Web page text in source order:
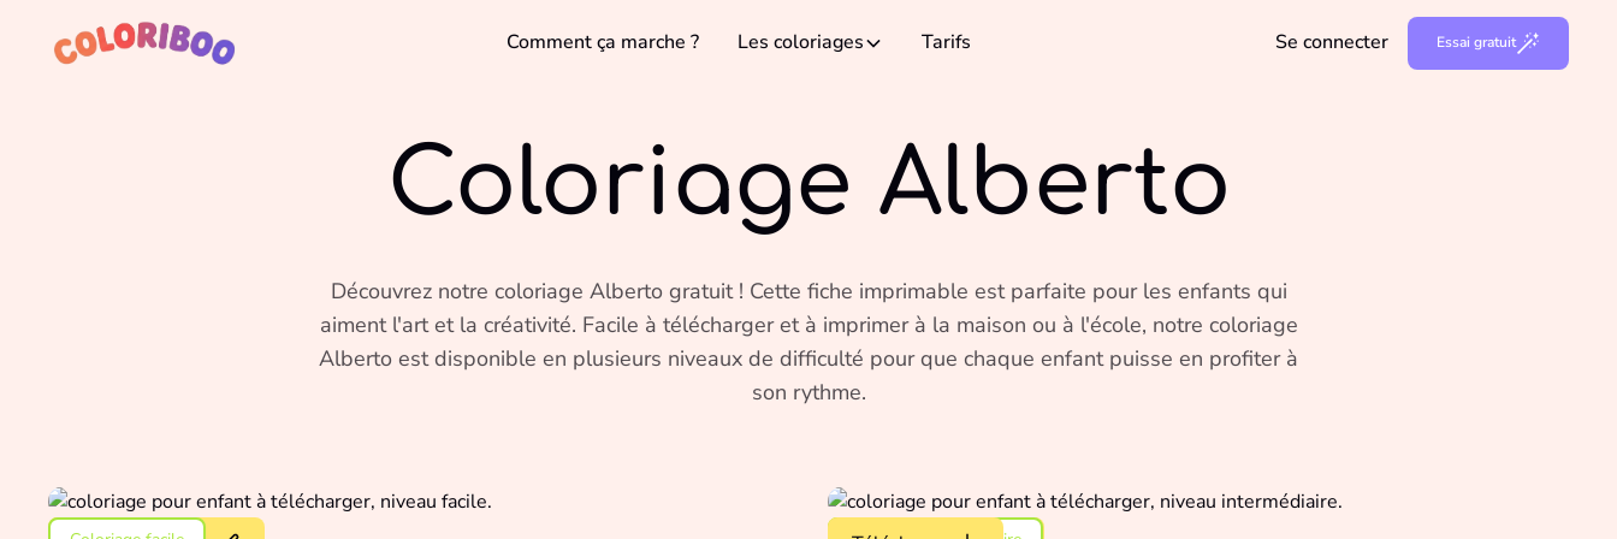
Comment ça marche ? Les coloriages Tarifs Se connecter Essai gratuit
Coloriage Alberto
Découvrez notre coloriage Alberto gratuit ! Cette fiche imprimable est parfaite pour les enfants qui
aiment l'art et la créativité. Facile à télécharger et à imprimer à la maison ou à l'école, notre coloriage
Alberto est disponible en plusieurs niveaux de difficulté pour que chaque enfant puisse en profiter à
son rythme.